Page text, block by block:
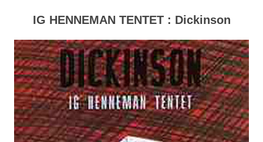
IG HENNEMAN TENTET : Dickinson